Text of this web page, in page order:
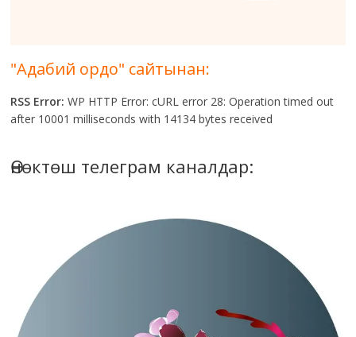
"Адабий ордо" сайтынан:
RSS Error: WP HTTP Error: cURL error 28: Operation timed out
after 10001 milliseconds with 14134 bytes received
Өнөктөш телеграм каналдар: